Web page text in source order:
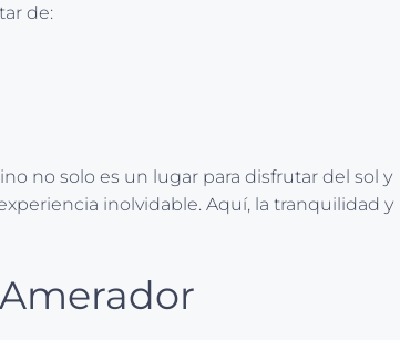
de:
no solo es un lugar para disfrutar del sol y
inolvidable. Aquí, la tranquilidad y